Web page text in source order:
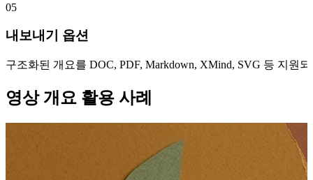
05
내보내기 옵션
구조화된 개요를 DOC, PDF, Markdown, XMind, SVG 등 지원
영상 개요 활용 사례